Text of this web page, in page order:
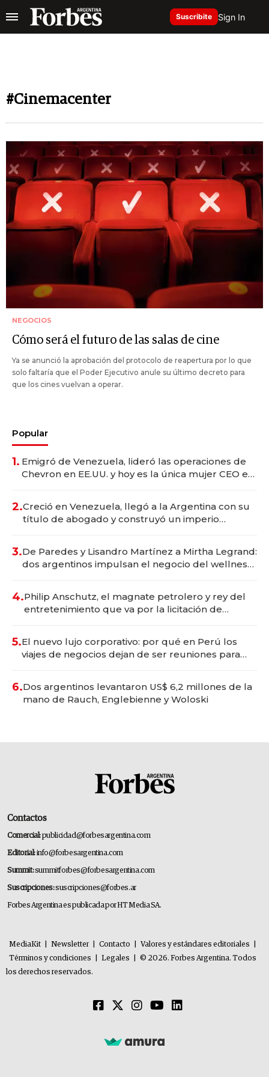
Suscribite Sign In
#Cinemacenter
NEGOCIOS
Cómo será el futuro de las salas de cine
Ya se anunció la aprobación del protocolo de reapertura por lo que
solo faltaría que el Poder Ejecutivo anule su último decreto para
que los cines vuelvan a operar.
Popular
1. Emigró de Venezuela, lideró las operaciones de
Chevron en EE.UU. y hoy es la única mujer CEO en
2.Creció en Venezuela, llegó a la Argentina con su
título de abogado y construyó un imperio
3.De Paredes y Lisandro Martínez a Mirtha Legrand:
dos argentinos impulsan el negocio del wellness
4.Philip Anschutz, el magnate petrolero y rey del
entretenimiento que va por la licitación de
5.El nuevo lujo corporativo: por qué en Perú los
viajes de negocios dejan de ser reuniones para
6.Dos argentinos levantaron US$ 6,2 millones de la
mano de Rauch, Englebienne y Woloski
Contactos
Comercial:publicidad@forbesargentina.com
Editorial:info@forbesargentina.com
Summit:summitforbes@forbesargentina.com
Suscripciones:suscripciones@forbes.ar
Forbes Argentina es publicada por HT Media SA.
MediaKit Newsletter Contacto Valores y estándares editoriales
Términos y condiciones
Legales
© 2026. Forbes Argentina. Todos
los derechos reservados.